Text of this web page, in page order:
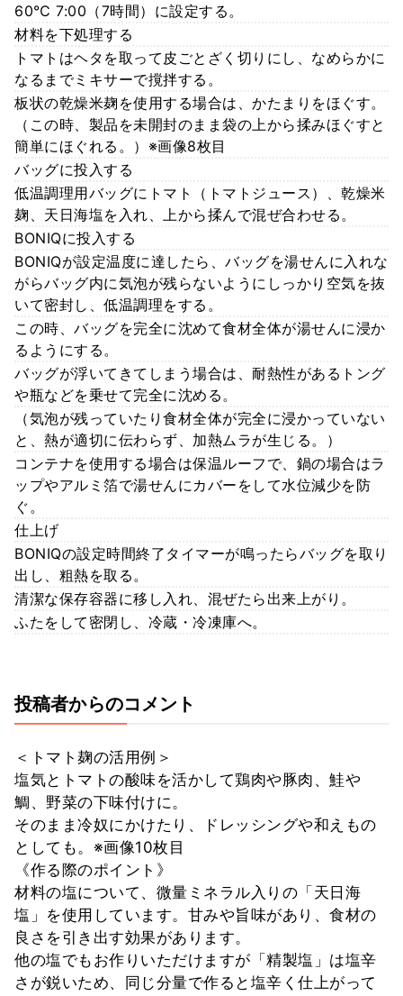
60℃ 7:00（7時間）に設定する。
材料を下処理する
トマトはヘタを取って皮ごとざく切りにし、なめらかに
なるまでミキサーで撹拌する。
板状の乾燥米麹を使用する場合は、かたまりをほぐす。
（この時、製品を未開封のまま袋の上から揉みほぐすと
簡単にほぐれる。）※画像8枚目
バッグに投入する
低温調理用バッグにトマト（トマトジュース）、乾燥米
麹、天日海塩を入れ、上から揉んで混ぜ合わせる。
BONIQに投入する
BONIQが設定温度に達したら、バッグを湯せんに入れな
がらバッグ内に気泡が残らないようにしっかり空気を抜
いて密封し、低温調理をする。
この時、バッグを完全に沈めて食材全体が湯せんに浸か
るようにする。
バッグが浮いてきてしまう場合は、耐熱性があるトング
や瓶などを乗せて完全に沈める。
（気泡が残っていたり食材全体が完全に浸かっていない
と、熱が適切に伝わらず、加熱ムラが生じる。）
コンテナを使用する場合は保温ルーフで、鍋の場合はラ
ップやアルミ箔で湯せんにカバーをして水位減少を防
ぐ。
仕上げ
BONIQの設定時間終了タイマーが鳴ったらバッグを取り
出し、粗熱を取る。
清潔な保存容器に移し入れ、混ぜたら出来上がり。
ふたをして密閉し、冷蔵・冷凍庫へ。
投稿者からのコメント
＜トマト麹の活用例＞
塩気とトマトの酸味を活かして鶏肉や豚肉、鮭や
鯛、野菜の下味付けに。
そのまま冷奴にかけたり、ドレッシングや和えもの
としても。※画像10枚目
《作る際のポイント》
材料の塩について、微量ミネラル入りの「天日海
塩」を使用しています。甘みや旨味があり、食材の
良さを引き出す効果があります。
他の塩でもお作りいただけますが「精製塩」は塩辛
さが鋭いため、同じ分量で作ると塩辛く仕上がって